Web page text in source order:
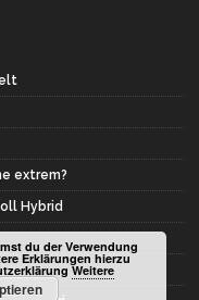
extrem?
Hybrid
du der Verwendung
Erklärungen hierzu
Weitere